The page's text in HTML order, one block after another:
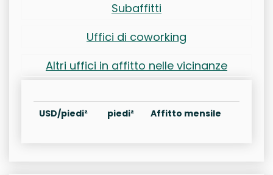
Subaffitti
Uffici di coworking
Altri uffici in affitto nelle vicinanze
USD/piedi² piedi² Affitto mensile